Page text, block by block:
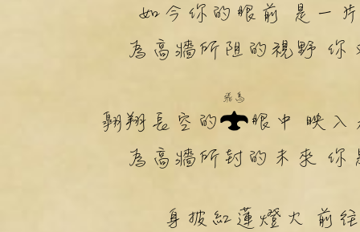
如今你的眼前 是一
為高牆所阻的視野 你
翱翔長空的
飛鳥
眼中 映入
為高牆所封的未來 你
身披紅蓮燈火 前